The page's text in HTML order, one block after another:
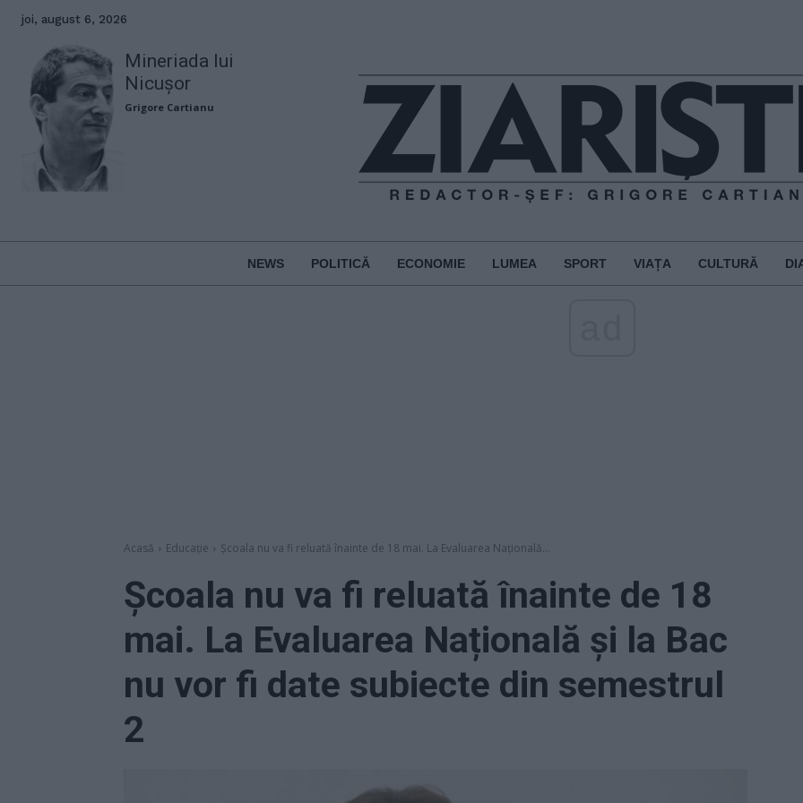
joi, august 6, 2026
Mineriada lui
Nicușor
Grigore Cartianu
NEWS POLITICĂ ECONOMIE LUMEA SPORT VIAȚA CULTURĂ
Acasă Educație Școala nu va fi reluată înainte de 18 mai. La Evaluarea Națională...
Școala nu va fi reluată înainte de 18
mai. La Evaluarea Națională și la Bac
nu vor fi date subiecte din semestrul
2